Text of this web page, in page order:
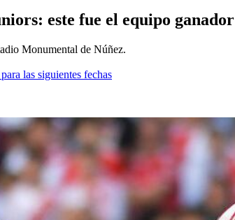
este fue el equipo ganador
Monumental de Núñez.
las siguientes fechas